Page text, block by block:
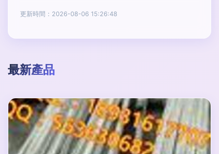
更新時間：2026-08-06 15:26:48
最新產品